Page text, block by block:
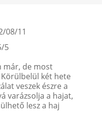
08/11
/5
már, de most
két hete
veszek észre a
varázsolja a hajat,
lesz a haj